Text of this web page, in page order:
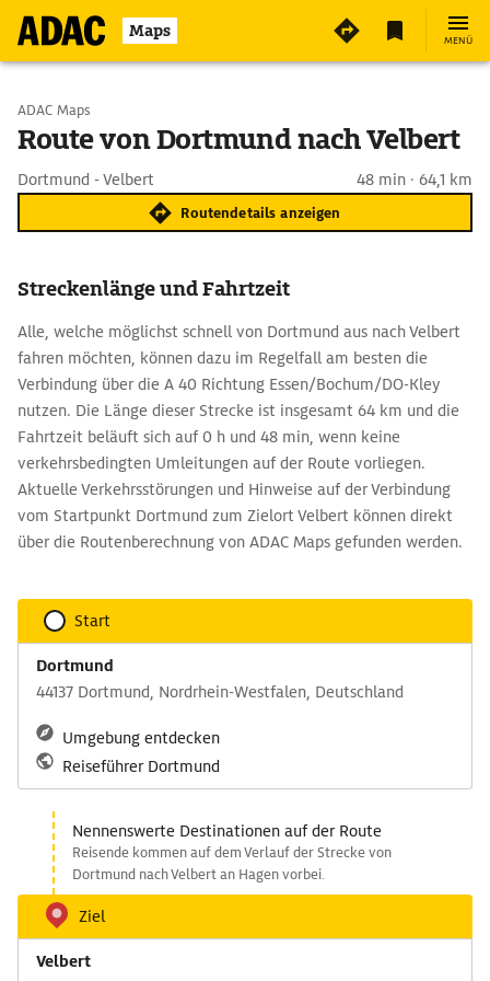
Maps MENÜ
Start wählen
ADAC Maps
Route von Dortmund nach Velbert
Dortmund - Velbert 48 min · 64,1 km
Routendetails anzeigen
Streckenlänge und Fahrtzeit
Alle, welche möglichst schnell von Dortmund aus nach Velbert
fahren möchten, können dazu im Regelfall am besten die
Verbindung über die A 40 Richtung Essen/Bochum/DO-Kley
nutzen. Die Länge dieser Strecke ist insgesamt 64 km und die
Fahrtzeit beläuft sich auf 0 h und 48 min, wenn keine
verkehrsbedingten Umleitungen auf der Route vorliegen.
Aktuelle Verkehrsstörungen und Hinweise auf der Verbindung
vom Startpunkt Dortmund zum Zielort Velbert können direkt
über die Routenberechnung von ADAC Maps gefunden werden.
Start
Dortmund
44137 Dortmund, Nordrhein-Westfalen, Deutschland
Umgebung entdecken
Reiseführer Dortmund
Nennenswerte Destinationen auf der Route
Reisende kommen auf dem Verlauf der Strecke von
Dortmund nach Velbert an Hagen vorbei.
Ziel
Velbert